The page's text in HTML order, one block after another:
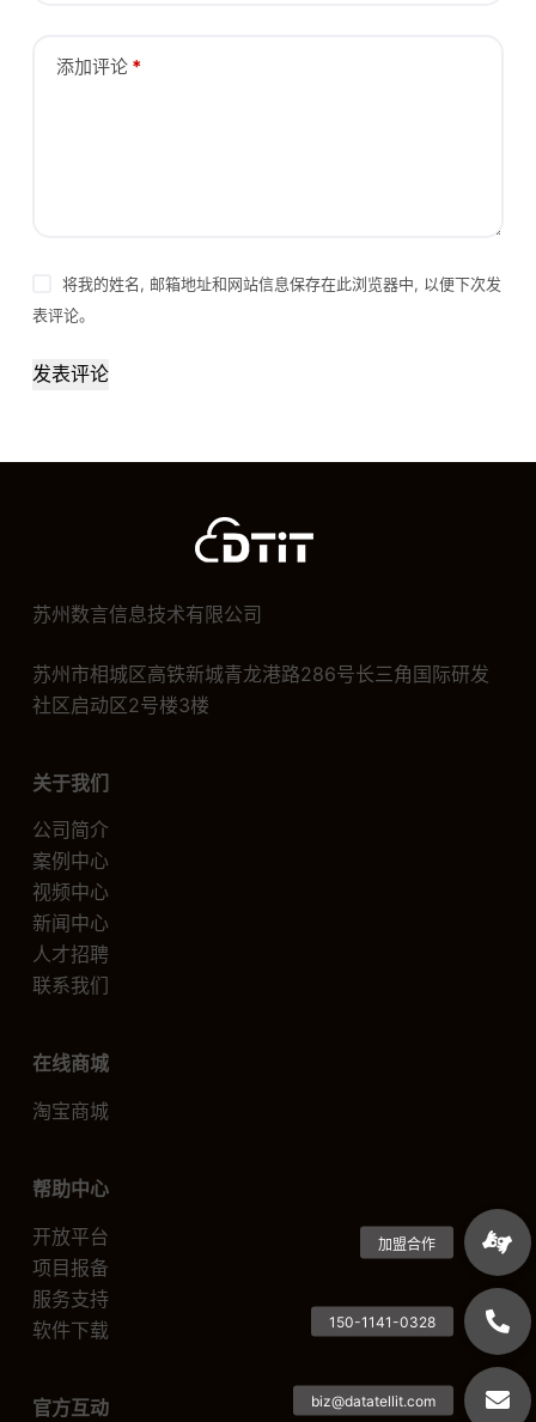
添加评论*
将我的姓名, 邮箱地址和网站信息保存在此浏览器中, 以便下次发
表评论。
发表评论
苏州数言信息技术有限公司
苏州市相城区高铁新城青龙港路286号长三角国际研发
社区启动区2号楼3楼
关于我们
公司简介
案例中心
视频中心
新闻中心
人才招聘
联系我们
在线商城
淘宝商城
帮助中心
开放平台
项目报备
服务支持
软件下载
官方互动